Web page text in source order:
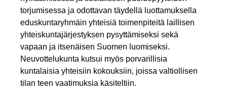
torjumisessa ja odottavan täydellä luottamuksella
eduskuntaryhmäin yhteisiä toimenpiteitä laillisen
yhteiskuntajärjestyksen pysyttämiseksi sekä
vapaan ja itsenäisen Suomen luomiseksi.
Neuvottelukunta kutsui myös porvarillisia
kuntalaisia yhteisiin kokouksiin, joissa valtiollisen
tilan teen vaatimuksia käsiteltiin.